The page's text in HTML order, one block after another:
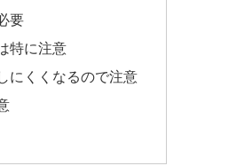
要
特に注意
にくくなるので注意